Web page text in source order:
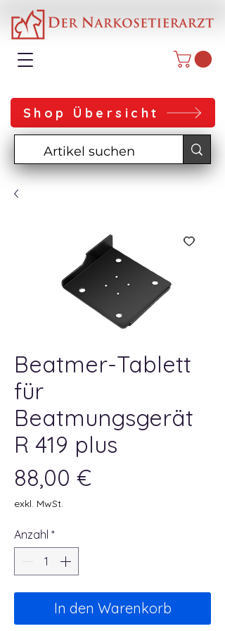
Shop Übersicht
Beatmer-Tablett
für
Beatmungsgerät
R 419 plus
88,00 €
exkl. MwSt.
Anzahl *
In den Warenkorb